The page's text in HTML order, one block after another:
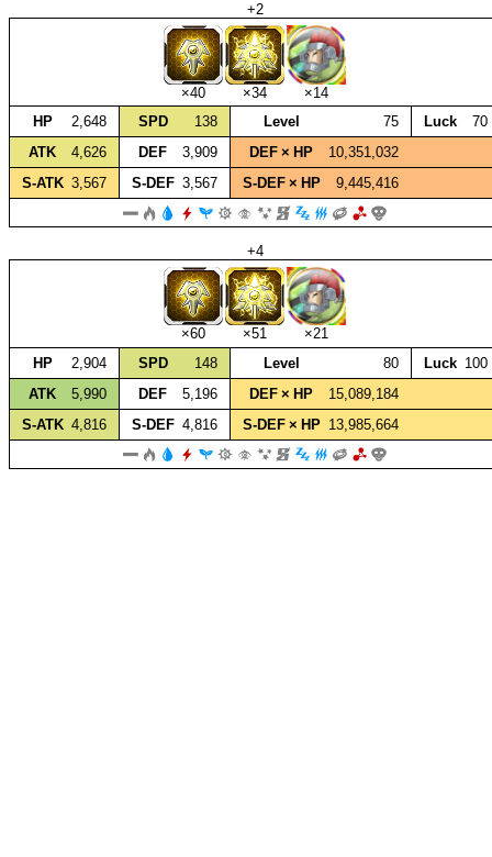
+2
×40 ×34
×14
HP
2,648 SPD 138 Level 75 Luck
70
ATK
4,626 DEF 3,909 DEF × HP
10,351,032
S‑ATK 3,567 S‑DEF 3,567 S‑DEF × HP 9,445,416
+4
×60 ×51
×21
HP
2,904 SPD 148 Level 80 Luck 100
ATK
5,990 DEF 5,196 DEF × HP
15,089,184
S‑ATK 4,816 S‑DEF 4,816 S‑DEF × HP 13,985,664